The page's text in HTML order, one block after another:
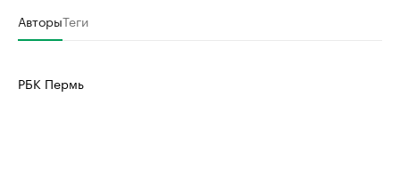
АвторыТеги
РБК Пермь